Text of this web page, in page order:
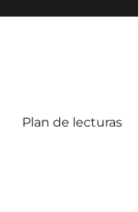
Plan de lecturas